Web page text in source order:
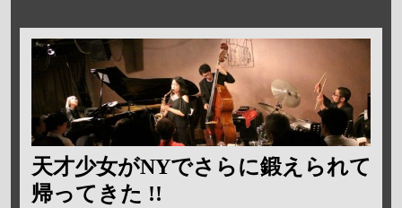
天才少女がNYでさらに鍛えられて
帰ってきた !!